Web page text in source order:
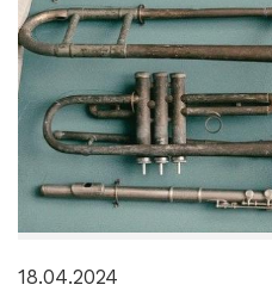
18.04.2024